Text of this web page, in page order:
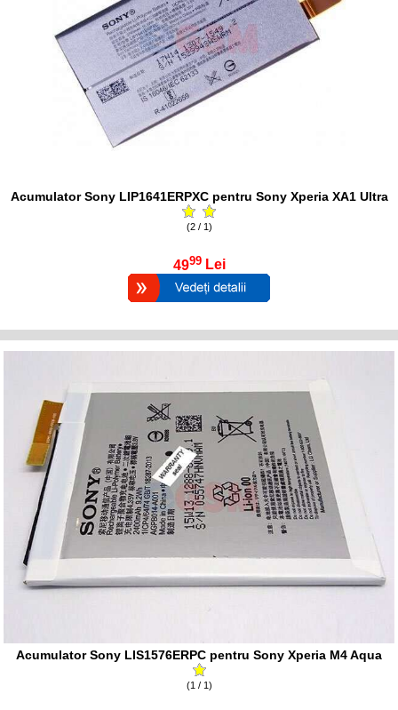
Acumulator Sony LIP1641ERPXC pentru Sony Xperia XA1 Ultra
(2 / 1)
4999 Lei
Acumulator Sony LIS1576ERPC pentru Sony Xperia M4 Aqua
(1 / 1)